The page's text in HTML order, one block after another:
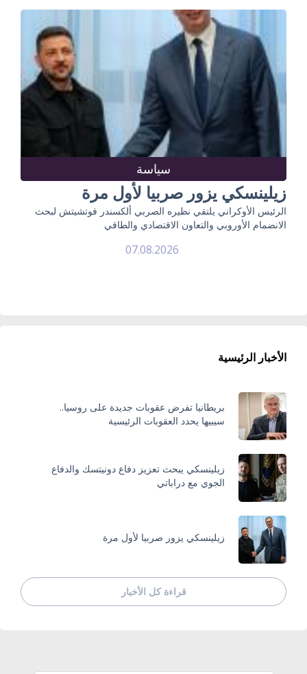
سياسة
زيلينسكي يزور صربيا لأول مرة
الرئيس الأوكراني يلتقي نظيره الصربي ألكسندر فوتشيتش لبحث
الانضمام الأوروبي والتعاون الاقتصادي والطاقي
07.08.2026
الأخبار الرئيسية
بريطانيا تفرض عقوبات جديدة على روسيا..
سيبيها يحدد العقوبات الرئيسية
زيلينسكي يبحث تعزيز دفاع دونيتسك والدفاع
الجوي مع دراباتي
زيلينسكي يزور صربيا لأول مرة
قراءة كل الأخبار